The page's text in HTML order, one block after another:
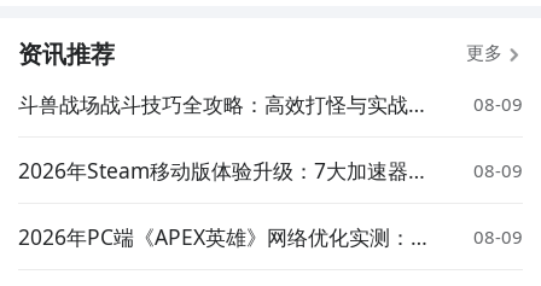
大方法，下边就让九游独家来为您揭秘吧！
方法一： 关注九游美味蛋糕图鉴大事件
都会最新发布，这是九游独家的哦；
资讯推荐 更多
斗兽战场战斗技巧全攻略：高效打怪与实战策
08-09
2026年Steam移动版体验升级：7大加速器对
08-09
2026年PC端《APEX英雄》网络优化实测：7
08-09